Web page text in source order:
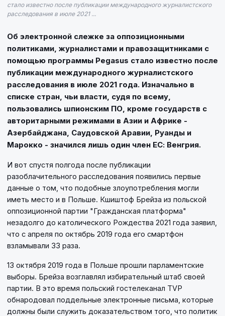
стало известно после публикации международного журналистского
расследования в июле 2021 ...
Об электронной слежке за оппозиционными
политиками, журналистами и правозащитниками с
помощью программы Pegasus стало известно после
публикации международного журналистского
расследования в июле 2021 года. Изначально в
списке стран, чьи власти, судя по всему,
пользовались шпионским ПО, кроме государств с
авторитарными режимами в Азии и Африке -
Азербайджана, Саудовской Аравии, Руанды и
Марокко - значился лишь один член ЕС: Венгрия.
И вот спустя полгода после публикации
разоблачительного расследования появились первые
данные о том, что подобные злоупотребления могли
иметь место и в Польше. Кшиштоф Брейза из польской
оппозиционной партии "Гражданская платформа"
незадолго до католического Рождества 2021 года заявил,
что с апреля по октябрь 2019 года его смартфон
взламывали 33 раза.
13 октября 2019 года в Польше прошли парламентские
выборы. Брейза возглавлял избирательный штаб своей
партии. В это время польский гостелеканал TVP
обнародовал поддельные электронные письма, которые
должны были служить доказательством того, что политик